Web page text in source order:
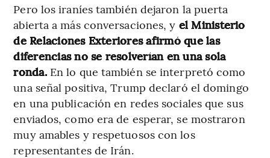
Pero los iraníes también dejaron la puerta
abierta a más conversaciones, y el Ministerio
de Relaciones Exteriores afirmó que las
diferencias no se resolverían en una sola
ronda.En lo que también se interpretó como
una señal positiva, Trump declaró el domingo
en una publicación en redes sociales que sus
enviados, como era de esperar, se mostraron
muy amables y respetuosos con los
representantes de Irán.